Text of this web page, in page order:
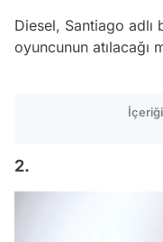
Diesel, Santiago
oyuncunun atılacağı
2.